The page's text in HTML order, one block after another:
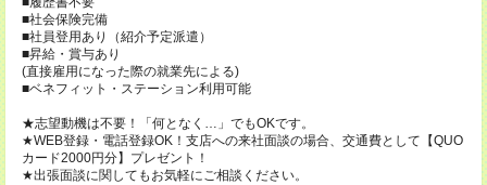
■社会保険完備
■社員登用あり（紹介予定派遣）
■昇給・賞与あり
(直接雇用になった際の就業先による)
■ベネフィット・ステーション利用可能
★志望動機は不要！「何となく…」でもOKです。
★WEB登録・電話登録OK！支店への来社面談の場合、交通費として【QUO
カード2000円分】プレゼント！
★出張面談に関してもお気軽にご相談ください。